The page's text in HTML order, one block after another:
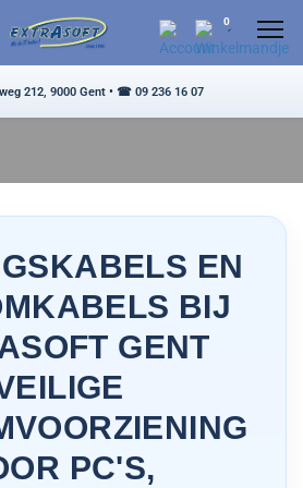

0
EN
BIJ
GENT
PC'S,